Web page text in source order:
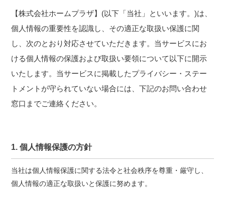
【株式会社ホームプラザ】(以下「当社」といいます。)は、
個人情報の重要性を認識し、その適正な取扱い保護に関
し、次のとおり対応させていただきます。当サービスにお
ける個人情報の保護および取扱い要領について以下に開示
いたします。当サービスに掲載したプライバシー・ステー
トメントが守られていない場合には、下記のお問い合わせ
窓口までご連絡ください。
1. 個人情報保護の方針
当社は個人情報保護に関する法令と社会秩序を尊重・厳守し、
個人情報の適正な取扱いと保護に努めます。